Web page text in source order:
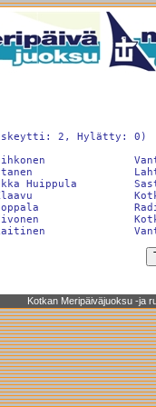
2, Hylätty: 0)
Huippula
Iivonen
Kotkan Meripäiväjuoksu -ja